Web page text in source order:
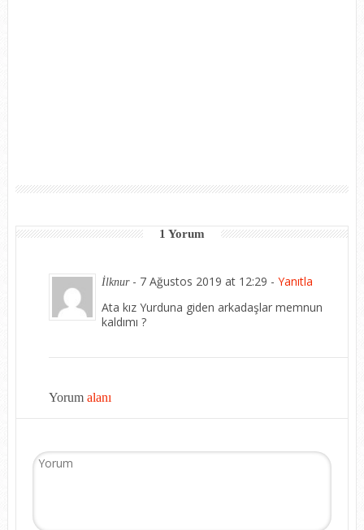
1 Yorum
İlknur- 7 Ağustos 2019 at 12:29 - Yanıtla
Ata kız Yurduna giden arkadaşlar memnun
kaldımı ?
Yorum alanı